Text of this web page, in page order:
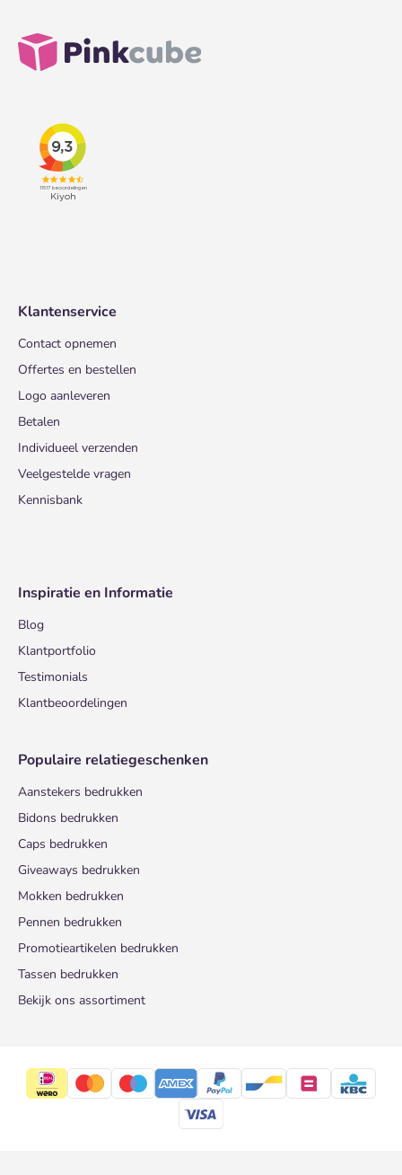
Klantenservice
Contact opnemen
Offertes en bestellen
Logo aanleveren
Betalen
Individueel verzenden
Veelgestelde vragen
Kennisbank
Inspiratie en Informatie
Blog
Klantportfolio
Testimonials
Klantbeoordelingen
Populaire relatiegeschenken
Aanstekers bedrukken
Bidons bedrukken
Caps bedrukken
Giveaways bedrukken
Mokken bedrukken
Pennen bedrukken
Promotieartikelen bedrukken
Tassen bedrukken
Bekijk ons assortiment